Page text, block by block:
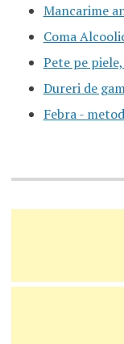
Mancarime
Coma
Pete pe
Dureri de
Febra -